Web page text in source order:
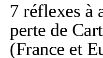
7 réflexes à
perte de
(France et